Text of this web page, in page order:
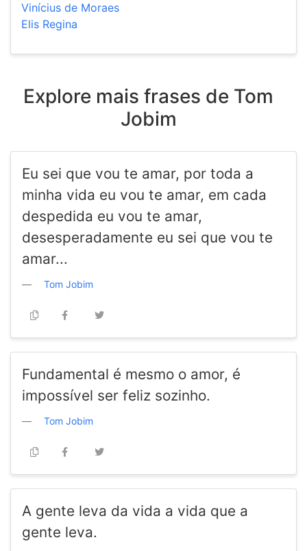
Vinícius de Moraes
Elis Regina
Explore mais frases de Tom
Jobim
Eu sei que vou te amar, por toda a
minha vida eu vou te amar, em cada
despedida eu vou te amar,
desesperadamente eu sei que vou te
amar...
Tom Jobim
Fundamental é mesmo o amor, é
impossível ser feliz sozinho.
Tom Jobim
A gente leva da vida a vida que a
gente leva.